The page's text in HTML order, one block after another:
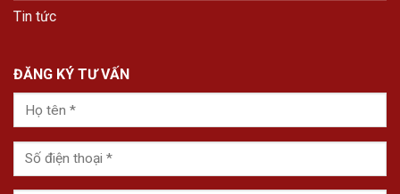
Tin tức
ĐĂNG KÝ TƯ VẤN